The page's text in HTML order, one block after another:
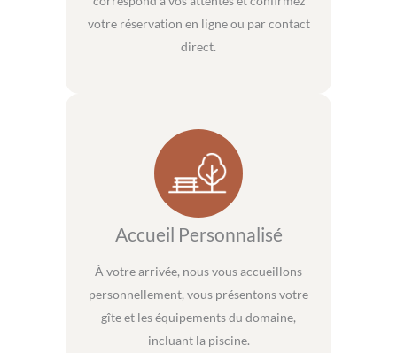
votre réservation en ligne ou par contact
direct.
Accueil Personnalisé
À votre arrivée, nous vous accueillons
personnellement, vous présentons votre
gîte et les équipements du domaine,
incluant la piscine.